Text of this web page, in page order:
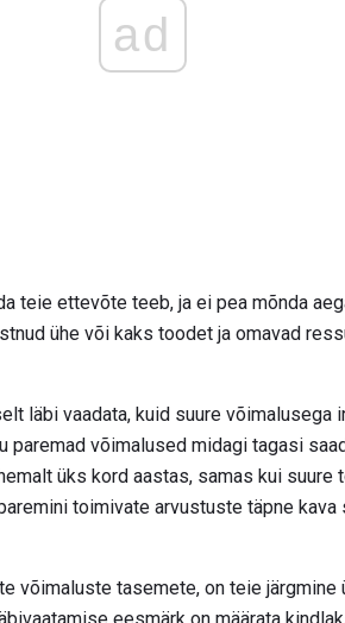
ad
teie ettevõte teeb, ja ei pea mõnda
ühe või kaks toodet ja omavad
läbi vaadata, kuid suure võimalusega
paremad võimalused midagi tagasi
üks kord aastas, samas kui suure
toimivate arvustuste täpne
võimaluste tasemete, on teie
eesmärk on määrata